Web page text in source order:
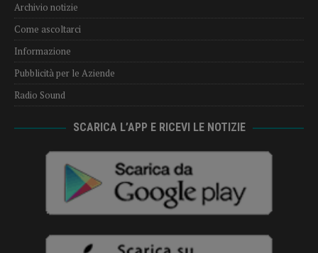
Archivio notizie
Come ascoltarci
Informazione
Pubblicità per le Aziende
Radio Sound
SCARICA L’APP E RICEVI LE NOTIZIE